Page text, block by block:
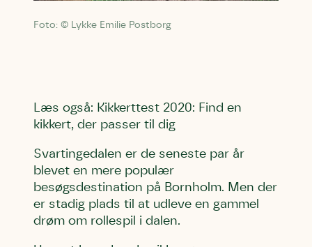
Foto: © Lykke Emilie Postborg
Læs også: Kikkerttest 2020: Find en
kikkert, der passer til dig
Svartingedalen er de seneste par år
blevet en mere populær
besøgsdestination på Bornholm. Men der
er stadig plads til at udleve en gammel
drøm om rollespil i dalen.